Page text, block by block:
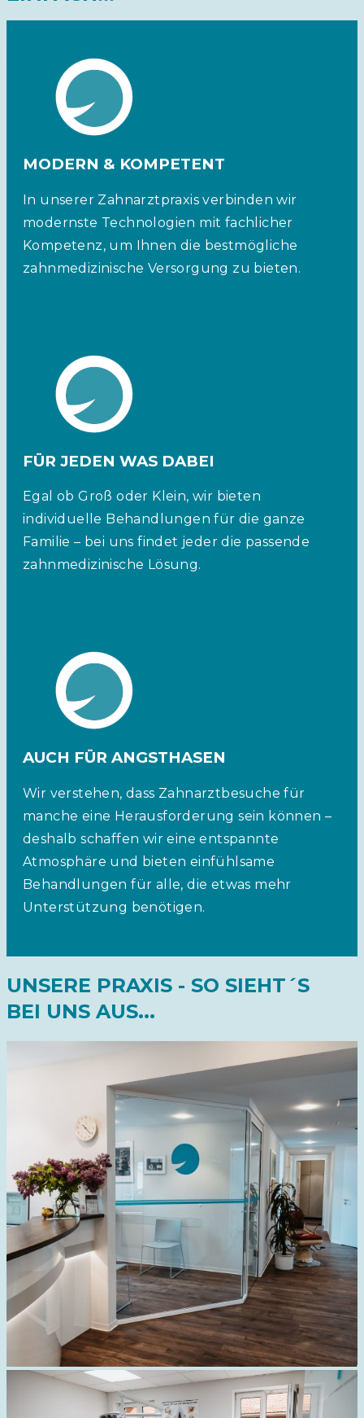
MODERN & KOMPETENT
In unserer Zahnarztpraxis verbinden wir
modernste Technologien mit fachlicher
Kompetenz, um Ihnen die bestmögliche
zahnmedizinische Versorgung zu bieten.
FÜR JEDEN WAS DABEI
Egal ob Groß oder Klein, wir bieten
individuelle Behandlungen für die ganze
Familie – bei uns findet jeder die passende
zahnmedizinische Lösung.
AUCH FÜR ANGSTHASEN
Wir verstehen, dass Zahnarztbesuche für
manche eine Herausforderung sein können –
deshalb schaffen wir eine entspannte
Atmosphäre und bieten einfühlsame
Behandlungen für alle, die etwas mehr
Unterstützung benötigen.
UNSERE PRAXIS - SO SIEHT´S
BEI UNS AUS...